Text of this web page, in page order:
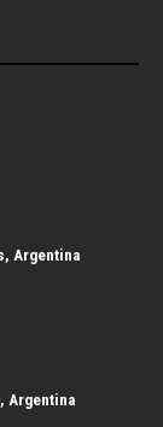
Argentina
Argentina